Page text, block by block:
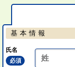
基本情報
氏名
必須